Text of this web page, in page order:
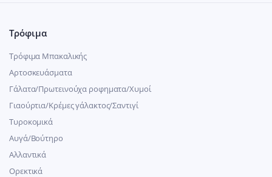
Τρόφιμα
Τρόφιμα Μπακαλικής
Αρτοσκευάσματα
Γάλατα/Πρωτεινούχα ροφηματα/Χυμοί
Γιαούρτια/Κρέμες γάλακτος/Σαντιγί
Τυροκομικά
Αυγά/Βούτηρο
Αλλαντικά
Ορεκτικά